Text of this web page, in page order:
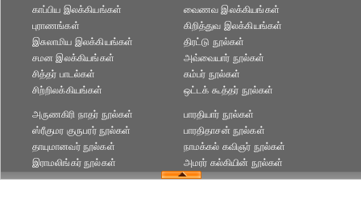
காப்பிய இலக்கியங்கள்
புராணங்கள்
வைணவ இலக்கியங்கள்
கிறித்துவ இலக்கியங்கள்
இசுலாமிய இலக்கியங்கள்
சமன இலக்கியங்கள்
சித்தர் பாடல்கள்
சிற்றிலக்கியங்கள்
திரட்டு நூல்கள்
அவ்வையார் நூல்கள்
கம்பர் நூல்கள்
ஒட்டக் கூத்தர் நூல்கள்
அருணகிரி நாதர் நூல்கள்
ஸ்ரீகுமர குருபரர் நூல்கள்
தாயுமானவர் நூல்கள்
இராமலிங்கர் நூல்கள்
பாரதியார் நூல்கள்
பாரதிதாசன் நூல்கள்
நாமக்கல் கவிஞர் நூல்கள்
அமரர் கல்கியின் நூல்கள்